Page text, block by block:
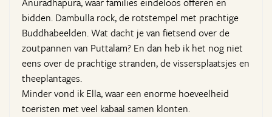
bidden. Dambulla rock, de rotstempel met prachtige
Buddhabeelden. Wat dacht je van fietsend over de
zoutpannen van Puttalam? En dan heb ik het nog niet
eens over de prachtige stranden, de vissersplaatsjes en
theeplantages.
Minder vond ik Ella, waar een enorme hoeveelheid
toeristen met veel kabaal samen klonten.